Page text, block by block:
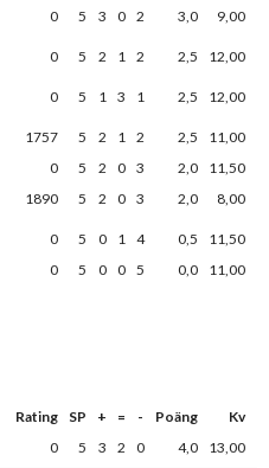
0 5 3 0 2 3,0 9,00
0 5 2 1 2 2,5 12,00
0 5 1 3 1 2,5 12,00
1757 5 2 1 2 2,5
11,00
0 5 2 0 3 2,0
11,50
1890 5 2 0 3 2,0 8,00
0 5 0 1 4 0,5
11,50
0 5 0 0 5 0,0 11,00
Rating SP + = - Poäng
Kv
0 5 3 2 0 4,0
13,00